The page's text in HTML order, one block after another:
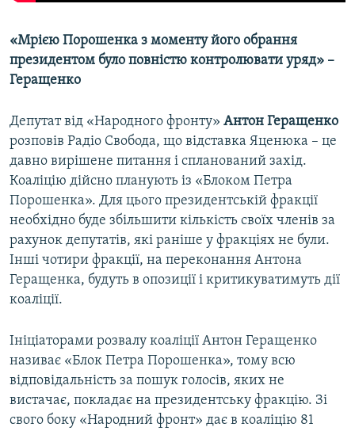
«Мрією Порошенка з моменту його обрання
президентом було повністю контролювати уряд» –
Геращенко
Депутат від «Народного фронту» Антон Геращенко
розповів Радіо Свобода, що відставка Яценюка – це
давно вирішене питання і спланований захід.
Коаліцію дійсно планують із «Блоком Петра
Порошенка». Для цього президентській фракції
необхідно буде збільшити кількість своїх членів за
рахунок депутатів, які раніше у фракціях не були.
Інші чотири фракції, на переконання Антона
Геращенка, будуть в опозиції і критикуватимуть дії
коаліції.
Ініціаторами розвалу коаліції Антон Геращенко
називає «Блок Петра Порошенка», тому всю
відповідальність за пошук голосів, яких не
вистачає, покладає на президентську фракцію. Зі
свого боку «Народний фронт» дає в коаліцію 81